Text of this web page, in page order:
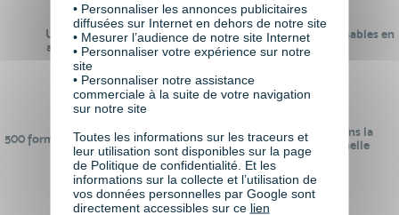
Un réseau de 22 000
anciens participants
100% des formations réalisables en
digital learning
500 formations pour se préparer au
monde de demain
24 ans d'expérience dans la
formation professionnelle
• Personnaliser les annonces publicitaires
diffusées sur Internet en dehors de notre site
• Mesurer l’audience de notre site Internet
• Personnaliser votre expérience sur notre
site
• Personnaliser notre assistance
commerciale à la suite de votre navigation
sur notre site
Toutes les informations sur les traceurs et
leur utilisation sont disponibles sur la page
de Politique de confidentialité. Et les
informations sur la collecte et l’utilisation de
vos données personnelles par Google sont
directement accessibles sur ce lien